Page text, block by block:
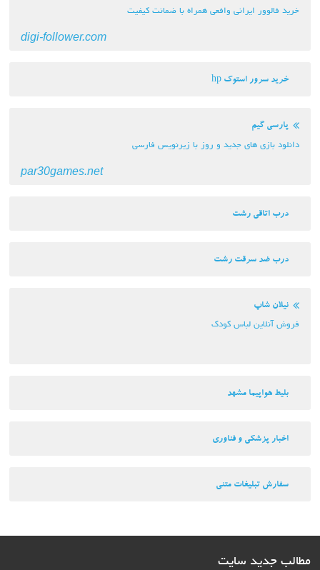
خرید فالوور ایرانی وافعی همراه با ضمانت کیفیت
digi-follower.com
خرید سرور استوک hp
پارسی گیم
دانلود بازی های جدید و روز با زیرنویس فارسی
par30games.net
درب اتاقی رشت
درب ضد سرقت رشت
نیلان شاپ
فروش آنلاین لباس کودک
بلیط هواپیما مشهد
اخبار پزشکی و فناوری
سفارش تبلیغات متنی
مطالب جدید سایت